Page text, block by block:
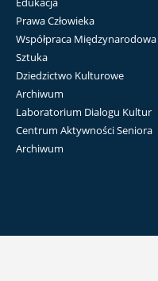
Prawa Człowieka
Współpraca Międzynarodowa
Sztuka
Dziedzictwo Kulturowe
Archiwum
Laboratorium Dialogu Kultur
Centrum Aktywności Seniora
Archiwum